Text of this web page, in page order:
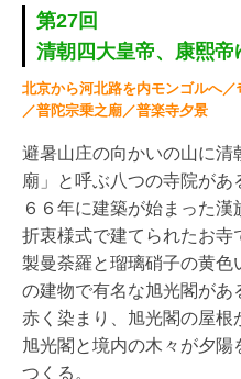
第27回
清朝四大皇帝、康熙
北京から河北路を内モンゴルへ
／普陀宗乗之廟／普楽寺夕景
避暑山庄の向かいの山に清
廟」と呼ぶ八つの寺院があ
６６年に建築が始まった
折衷様式で建てられたお寺
製曼荼羅と瑠璃硝子の黄色
の建物で有名な旭光閣が
赤く染まり、旭光閣の屋根
旭光閣と境内の木々が夕
つくる。